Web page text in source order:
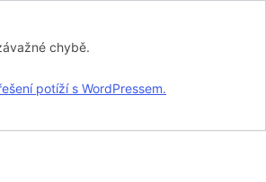
chybě.
potíží s WordPressem.